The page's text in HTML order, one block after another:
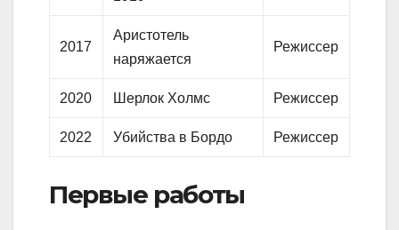
2017
Аристотель
наряжается
Режиссер
2020 Шерлок Холмс Режиссер
2022 Убийства в Бордо Режиссер
Первые работы